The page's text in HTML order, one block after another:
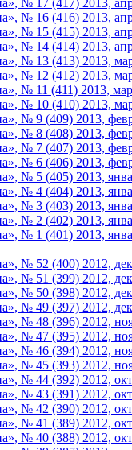
№ 16 (416) 2013,
№ 15 (415) 2013,
№ 14 (414) 2013,
№ 13 (413) 2013,
№ 12 (412) 2013,
№ 11 (411) 2013,
№ 10 (410) 2013,
№ 9 (409) 2013,
№ 8 (408) 2013,
№ 7 (407) 2013,
№ 6 (406) 2013,
№ 5 (405) 2013,
№ 4 (404) 2013,
№ 3 (403) 2013,
№ 2 (402) 2013,
№ 1 (401) 2013,
№ 52 (400) 2012,
№ 51 (399) 2012,
№ 50 (398) 2012,
№ 49 (397) 2012,
№ 48 (396) 2012,
№ 47 (395) 2012,
№ 46 (394) 2012,
№ 45 (393) 2012,
№ 44 (392) 2012,
№ 43 (391) 2012,
№ 42 (390) 2012,
№ 41 (389) 2012,
№ 40 (388) 2012,